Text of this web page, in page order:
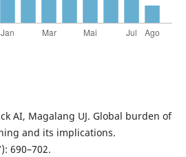
AI, Magalang UJ. Global burden of
and its implications.
690–702.